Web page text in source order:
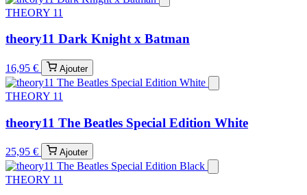
THEORY 11
theory11 Dark Knight x Batman
16,95 € Ajouter
THEORY 11
theory11 The Beatles Special Edition White
25,95 € Ajouter
THEORY 11